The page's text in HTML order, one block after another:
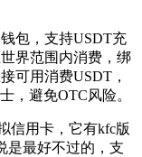
包，支持USDT充
界范围内消费，绑
可用消费USDT，
，避免OTC风险。
信用卡，它有kfc版
是最好不过的，支